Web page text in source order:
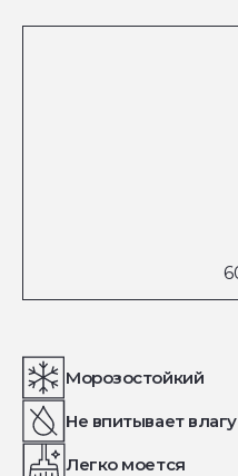
Морозостойкий
Не впитывает влагу
Легко моется